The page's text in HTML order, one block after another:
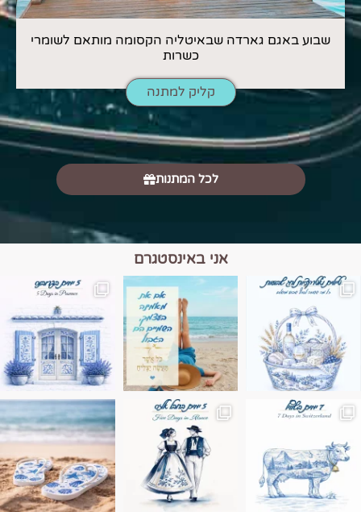
שבוע באגם גארדה שבאיטליה הקסומה מותאם לשומרי
כשרות
קליק למתנה
לכל המתנות
אני באינסטגרם
הם הגבול 💙🩵
בחבל אלזס צרפת
בחופשה שבו הכל נהיה פשוט יותר. החול, הי